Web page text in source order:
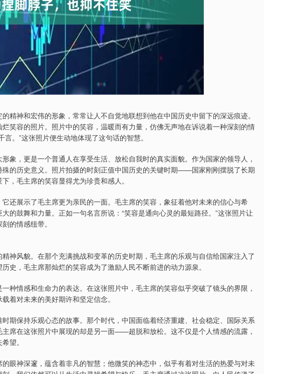
精神和宏伟的形象，常常让人不自觉地联想到他在中国历史中留下的深远痕迹。
笑容的照片。照片中的笑容，温暖而有力量，仿佛无声地在诉说着一种深刻的情
。”这张照片便生动地体现了这句话的智慧。
象，更是一个普通人在享受生活、放松自我时的真实面貌。作为国家的领导人，
的历史意义。照片拍摄的时刻正值中国历史的关键时期——国家刚刚摆脱了长期
，毛主席的笑容显得尤为珍贵和感人。
还展示了毛主席更为亲民的一面。毛主席的笑容，象征着他对未来的信心与希
的鼓舞和力量。正如一句名言所说：“笑容是通向心灵的最短路径。”这张照片让
的情感纽带。
神风貌。在那个充满挑战和变革的历史时期，毛主席的乐观与自信给国家注入了
史，毛主席那灿烂的笑容成为了激励人民不断前进的动力源泉。
种情感和生命力的表达。在这张照片中，毛主席的笑容似乎突破了镜头的界限，
着对未来的美好期许和坚定信念。
期保持乐观心态的故事。那个时代，中国面临着经济重建、社会稳定、国际关系
席在这张照片中展现的却是另一面——超脱和放松。这不仅是个人情感的流露，
望。
眼神深邃，蕴含着非凡的智慧；他微笑的神态中，似乎有着对生活的热爱与对未